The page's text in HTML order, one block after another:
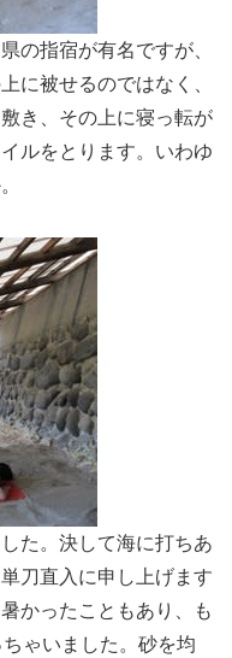
の指宿が有名ですが、
に被せるのではなく、
き、その上に寝っ転が
ルをとります。いわゆ
た。決して海に打ちあ
刀直入に申し上げます
かったこともあり、も
ゃいました。砂を均